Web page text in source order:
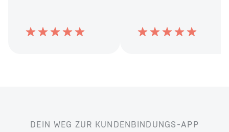
DEIN WEG ZUR KUNDENBINDUNGS-APP